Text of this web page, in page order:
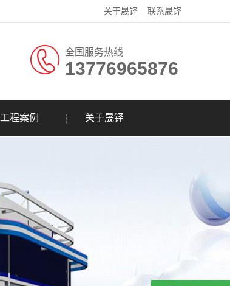
关于晟铎 联系晟铎
全国服务热线
13776965876
工程案例 关于晟铎